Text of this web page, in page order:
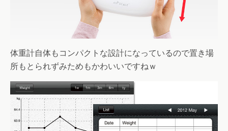
体重計自体もコンパクトな設計になっているので置き場
所もとられずみためもかわいいですねｗ